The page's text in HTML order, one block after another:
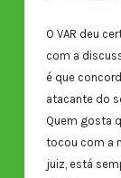
O VAR deu
com a
é que
atacante do
Quem gosta
tocou com a
juiz, está